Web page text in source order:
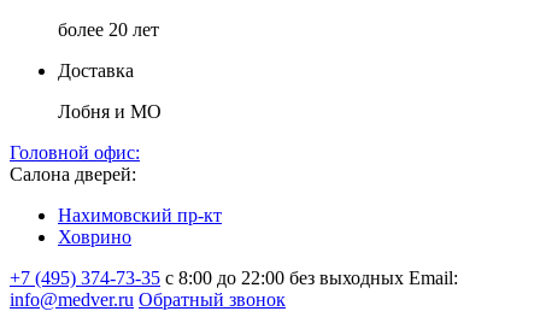
более 20 лет
Доставка
Лобня и МО
Головной офис:
Салона дверей:
Нахимовский пр-кт
Ховрино
+7 (495) 374-73-35 с 8:00 до 22:00 без выходных Email:
info@medver.ru Обратный звонок